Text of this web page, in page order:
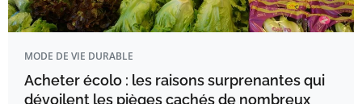
MODE DE VIE DURABLE
Acheter écolo : les raisons surprenantes qui
dévoilent les pièges cachés de nombreux